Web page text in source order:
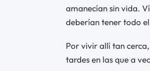
amanecían sin vida.
deberían tener todo
Por vivir allí tan
tardes en las que a